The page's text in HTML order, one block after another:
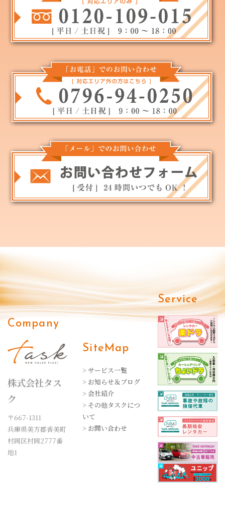
Company
株式会社タス
ク
〒667-1311
兵庫県美方郡香美町
村岡区村岡2777番
地1
SiteMap
> サービス一覧
> お知らせ＆ブログ
> 会社紹介
> その他タスクにつ
いて
> お問い合わせ
Service